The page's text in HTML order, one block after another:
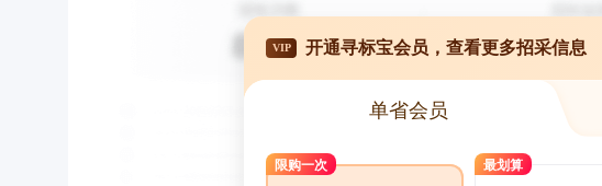
VIP 开通寻标宝会员，查看更多招采信息
单省会员
限购一次 最划算